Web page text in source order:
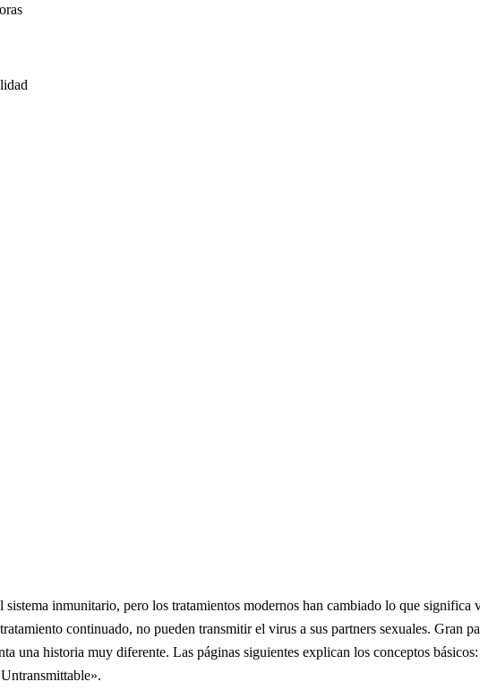
inmunitario, pero los tratamientos modernos han cambiado lo que
continuado, no pueden transmitir el virus a sus partners sexuales. Gran
una historia muy diferente. Las páginas siguientes explican los conceptos